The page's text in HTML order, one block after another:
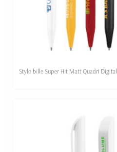
Stylo bille Super Hit Matt Quadri Digital